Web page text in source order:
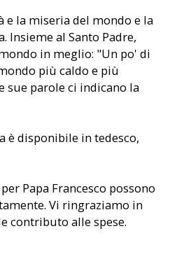
e la miseria del mondo e la
Insieme al Santo Padre,
in meglio: "Un po' di
più caldo e più
sue parole ci indicano la
è disponibile in tedesco,
Papa Francesco possono
Vi ringraziamo in
contributo alle spese.